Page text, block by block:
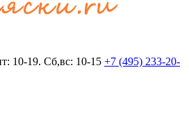
10-19. Сб,вс: 10-15 +7 (495) 233-20-